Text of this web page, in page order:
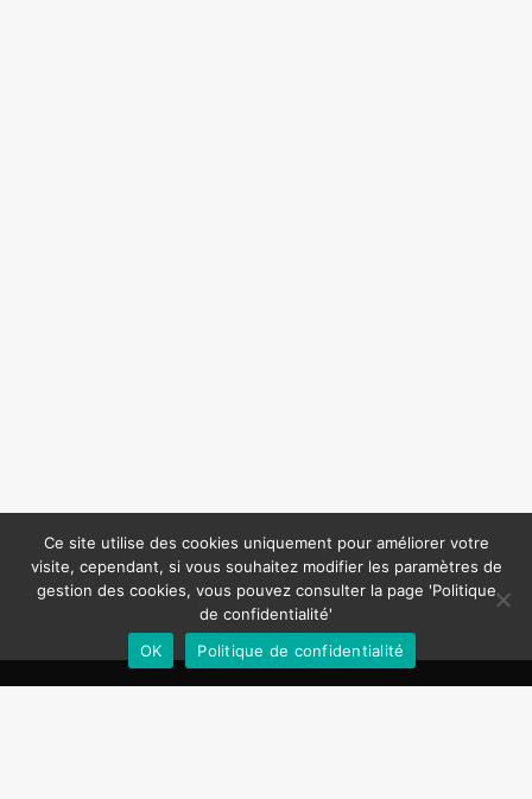
Ce site utilise des cookies uniquement pour améliorer votre
visite, cependant, si vous souhaitez modifier les paramètres de
gestion des cookies, vous pouvez consulter la page 'Politique
de confidentialité'
OK
Politique de confidentialité